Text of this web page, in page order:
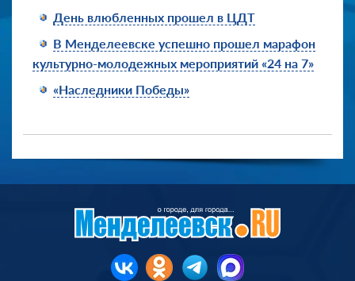
День влюбленных прошел в ЦДТ
В Менделеевске успешно прошел марафон
культурно-молодежных мероприятий «24 на 7»
«Наследники Победы»